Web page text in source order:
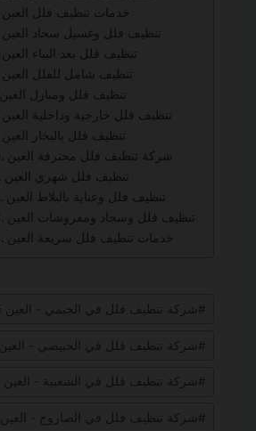
خدمات تنظيف فلل العين
تنظيف فلل وغسيل سجاد العين
تنظيف فلل بعد البناء العين
تنظيف شامل للفلل العين
تنظيف فلل ومنازل العين
تنظيف فلل خارجية وداخلية العين
تنظيف فلل بالبخار العين
شركة تنظيف فلل محترفة العين
تنظيف فلل شهري العين
تنظيف فلل وعناية بالبلاط العين
تنظيف فلل وسجاد ومفروشات العين
خدمات تنظيف فلل سريعة العين
# شركة تنظيف فلل في الجيمي - العين 0501270935
# شركة تنظيف فلل في الخبيصي - العين 0501270935
# شركة تنظيف فلل في الشعبية - العين 0501270935
# شركة تنظيف فلل في الصاروج - العين 0501270935